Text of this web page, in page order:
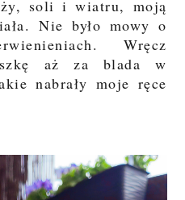
soli i wiatru, moją
Nie było mowy o
Wręcz
aż za blada w
nabrały moje ręce